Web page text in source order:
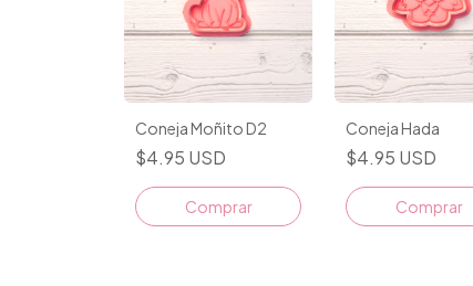
Coneja Moñito D2
$4.95 USD
Comprar
Coneja Hada
$4.95 USD
Comprar